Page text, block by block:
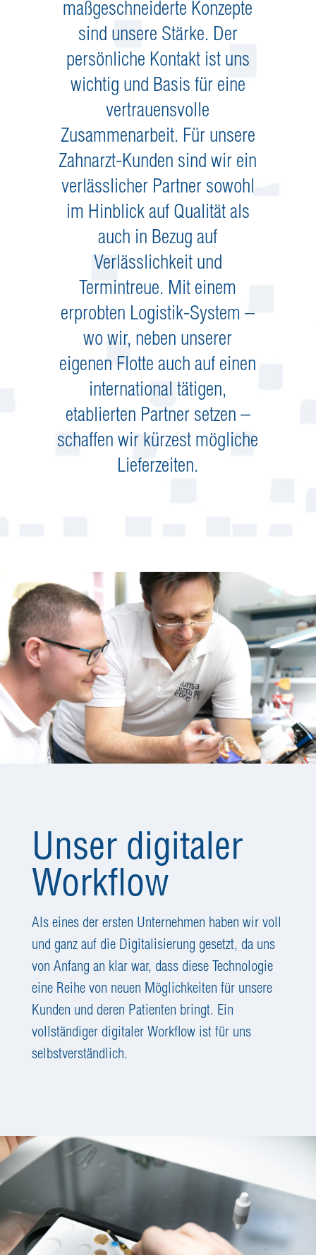
maßgeschneiderte Konzepte
sind unsere Stärke. Der
persönliche Kontakt ist uns
wichtig und Basis für eine
vertrauensvolle
Zusammenarbeit. Für unsere
Zahnarzt-Kunden sind wir ein
verlässlicher Partner sowohl
im Hinblick auf Qualität als
auch in Bezug auf
Verlässlichkeit und
Termintreue. Mit einem
erprobten Logistik-System –
wo wir, neben unserer
eigenen Flotte auch auf einen
international tätigen,
etablierten Partner setzen –
schaffen wir kürzest mögliche
Lieferzeiten.
Unser digitaler
Workflow
Als eines der ersten Unternehmen haben wir voll
und ganz auf die Digitalisierung gesetzt, da uns
von Anfang an klar war, dass diese Technologie
eine Reihe von neuen Möglichkeiten für unsere
Kunden und deren Patienten bringt. Ein
vollständiger digitaler Workflow ist für uns
selbstverständlich.